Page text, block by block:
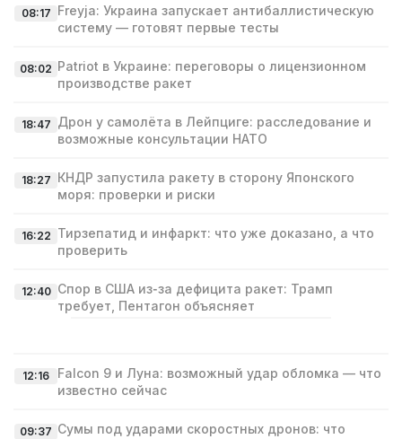
08:17 Freyja: Украина запускает антибаллистическую
систему — готовят первые тесты
08:02 Patriot в Украине: переговоры о лицензионном
производстве ракет
18:47 Дрон у самолёта в Лейпциге: расследование и
возможные консультации НАТО
18:27 КНДР запустила ракету в сторону Японского
моря: проверки и риски
16:22 Тирзепатид и инфаркт: что уже доказано, а что
проверить
12:40 Спор в США из‑за дефицита ракет: Трамп
требует, Пентагон объясняет
12:16
Falcon 9 и Луна: возможный удар обломка — что
известно сейчас
09:37 Сумы под ударами скоростных дронов: что